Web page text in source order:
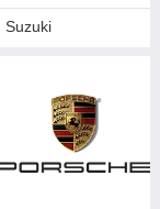
Suzuki